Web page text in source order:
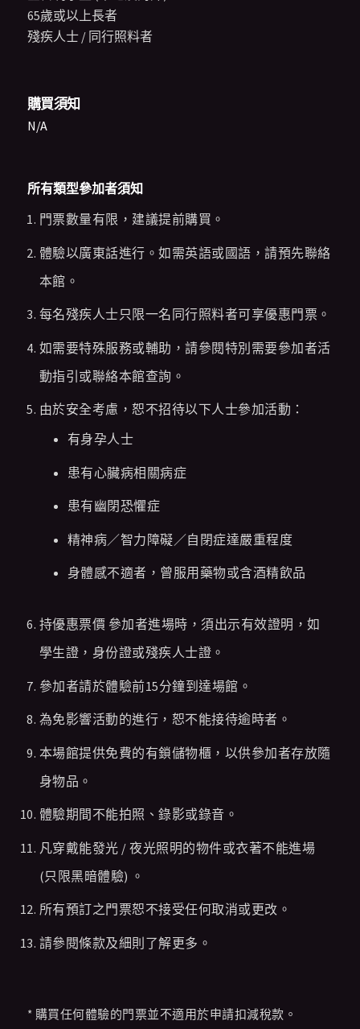
65歲或以上長者
殘疾人士 / 同行照料者
購買須知
N/A
所有類型參加者須知
門票數量有限，建議提前購買。
體驗以廣東話進行。如需英語或國語，請預先聯絡
本館。
每名殘疾人士只限一名同行照料者可享優惠門票。
如需要特殊服務或輔助，請參閱特別需要參加者活
動指引或聯絡本館查詢。
由於安全考慮，恕不招待以下人士參加活動：
有身孕人士
患有心臟病相關病症
患有幽閉恐懼症
精神病／智力障礙／自閉症達嚴重程度
身體感不適者，曾服用藥物或含酒精飲品
持優惠票價 參加者進場時，須出示有效證明，如
學生證，身份證或殘疾人士證。
參加者請於體驗前15分鐘到達場館。
為免影響活動的進行，恕不能接待逾時者。
本場館提供免費的有鎖儲物櫃，以供參加者存放隨
身物品。
體驗期間不能拍照、錄影或錄音。
凡穿戴能發光 / 夜光照明的物件或衣著不能進場
(只限黑暗體驗) 。
所有預訂之門票恕不接受任何取消或更改。
請參閱條款及細則了解更多。
* 購買任何體驗的門票並不適用於申請扣減稅款。